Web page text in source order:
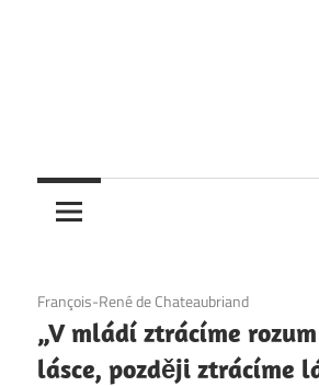
6. 12. 2020
François-René de Chateaubriand
„V mládí ztrácíme
lásce, později ztrácíme